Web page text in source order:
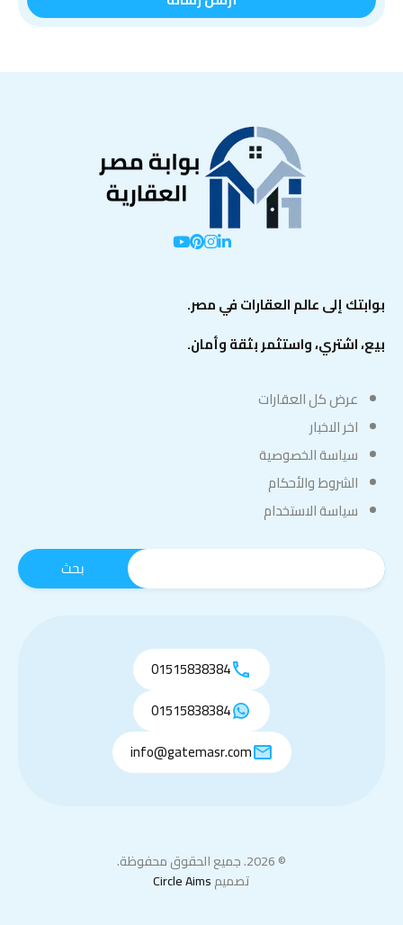
بوابتك إلى عالم العقارات في مصر.
بيع، اشتري، واستثمر بثقة وأمان.
عرض كل العقارات
اخر الاخبار
سياسة الخصوصية
الشروط والأحكام
سياسة الاستخدام
01515838384
01515838384
info@gatemasr.com
© 2026. جميع الحقوق محفوظة.
تصميمCircle Aims